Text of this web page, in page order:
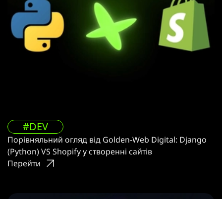
#DEV
Порівняльний огляд від Golden-Web Digital: Django
(Python) VS Shopify у створенні сайтів
Перейти